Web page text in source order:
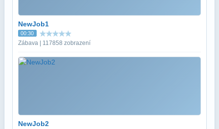
NewJob1
00:30
Zábava | 117858 zobrazení
NewJob2